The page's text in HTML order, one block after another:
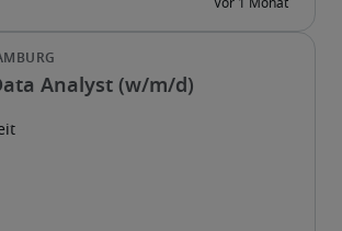
Analyst (w/m/d)